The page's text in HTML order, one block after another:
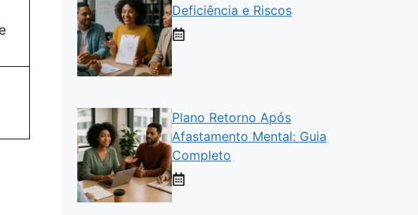
Deficiência e Riscos
Plano Retorno Após
Afastamento Mental: Guia
Completo